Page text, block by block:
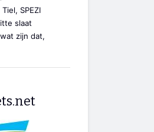
SPEZI
slaat
zijn dat,